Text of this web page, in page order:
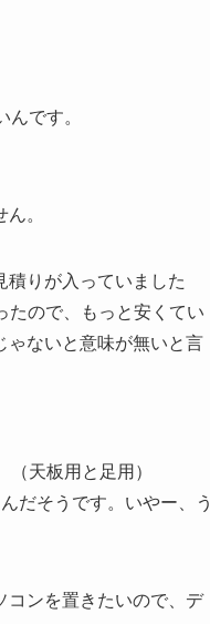
です。
。
積りが入っていました
たので、もっと安くてい
ゃないと意味が無いと言
天板用と足用）
だそうです。いやー、う
コンを置きたいので、デ